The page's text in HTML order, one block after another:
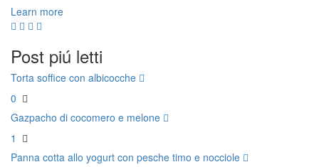
Learn more
Post piú letti
Torta soffice con albicocche
0
Gazpacho di cocomero e melone
1
Panna cotta allo yogurt con pesche timo e nocciole